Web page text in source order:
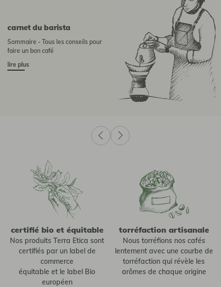
Carnet du barista
Sommaire - Tous les conseils pour
faire un bon café
lire plus
certifié bio et équitable
Nos produits Terra Etica sont
certifiés par un label de
commerce
équitable et le label Bio
européen
torréfaction artisanale
Nous torréfions nos cafés
lentement avec une courbe de
torréfaction qui révèle les
arômes de chaque origine